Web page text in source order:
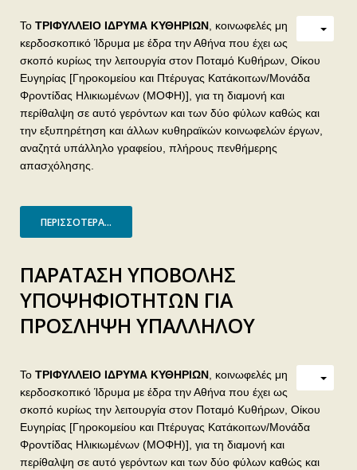
Το ΤΡΙΦΥΛΛΕΙΟ ΙΔΡΥΜΑ ΚΥΘΗΡΙΩΝ , κοινωφελές μη
κερδοσκοπικό Ίδρυμα με έδρα την Αθήνα που έχει ως
σκοπό κυρίως την λειτουργία στον Ποταμό Κυθήρων, Οίκου
Ευγηρίας [Γηροκομείου και Πτέρυγας Κατάκοιτων/Μονάδα
Φροντίδας Ηλικιωμένων (ΜΟΦΗ)], για τη διαμονή και
περίθαλψη σε αυτό γερόντων και των δύο φύλων καθώς και
την εξυπηρέτηση και άλλων κυθηραϊκών κοινωφελών έργων,
αναζητά υπάλληλο γραφείου, πλήρους πενθήμερης
απασχόλησης.
ΠΕΡΙΣΣΌΤΕΡΑ...
ΠΑΡΑΤΑΣΗ ΥΠΟΒΟΛΗΣ
ΥΠΟΨΗΦΙΟΤΗΤΩΝ ΓΙΑ
ΠΡΟΣΛΗΨΗ ΥΠΑΛΛΗΛΟΥ
Το ΤΡΙΦΥΛΛΕΙΟ ΙΔΡΥΜΑ ΚΥΘΗΡΙΩΝ , κοινωφελές μη
κερδοσκοπικό Ίδρυμα με έδρα την Αθήνα που έχει ως
σκοπό κυρίως την λειτουργία στον Ποταμό Κυθήρων, Οίκου
Ευγηρίας [Γηροκομείου και Πτέρυγας Κατάκοιτων/Μονάδα
Φροντίδας Ηλικιωμένων (ΜΟΦΗ)], για τη διαμονή και
περίθαλψη σε αυτό γερόντων και των δύο φύλων καθώς και